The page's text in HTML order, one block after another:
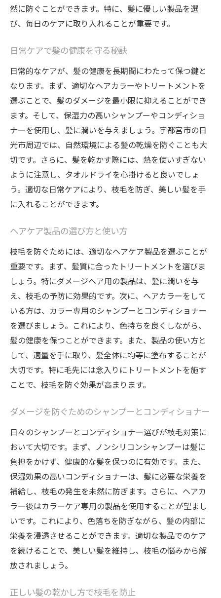
枝毛の原因を知り正しいトリートメントで髪を
守る
頭皮環境を整えるためのケア
ダメージヘアに効果的なトリートメント成
分
枝毛防止のための栄養と食生活
髪に優しいスタイリングのポイント
毎日の習慣で枝毛を未然に防ぐ
地元サロンで受けられる最新のヘアケア技術
栃木県宇都宮市のサロンで人気のメニュー
最新ヘアケア技術のご紹介
プロに学ぶ、ホームケアのコツ
長持ちするトリートメント技術
地元で評判のサロン施術例
髪の健康に重要な枝毛ケアのステップ
枝毛ケアに欠かせない毎日のステップ
髪の健康を支えるライフスタイルの見直し
ダメージリペアのためのトリートメントセ
ット
栄養素が髪に与える影響
枝毛ができやすい髪質の特徴
髪に必要な保湿と保護の方法
枝毛を防ぐためのカラーヘア専用シャンプ
ー
日常で簡単にできる特別ケア
サロンでのアフターケアの重要性
枝毛を防ぐための乾燥対策
効果的なトリートメントの頻度と方法
宇都宮市でおすすめの枝毛防止トリートメント
市内で人気のトリートメントの特徴
枝毛防止に特化したメニューの選び方
美容師がすすめるホームケア製品
然に防ぐことができます。特に、髪に優しい製品を選
び、毎日のケアに取り入れることが重要です。
日常ケアで髪の健康を守る秘訣
日常的なケアが、髪の健康を長期間にわたって保つ鍵と
なります。まず、適切なヘアカラーやトリートメントを
選ぶことで、髪のダメージを最小限に抑えることができ
ます。そして、保湿力の高いシャンプーやコンディショ
ナーを使用し、髪に潤いを与えましょう。宇都宮市の日
光市周辺では、自然環境による髪の乾燥を防ぐことも大
切です。さらに、髪を乾かす際には、熱を使いすぎない
ように注意し、タオルドライを心掛けると良いでしょ
う。適切な日常ケアにより、枝毛を防ぎ、美しい髪を手
に入れることができます。
ヘアケア製品の選び方と使い方
枝毛を防ぐためには、適切なヘアケア製品を選ぶことが
重要です。まず、髪質に合ったトリートメントを選びま
しょう。特にダメージヘア用の製品は、髪に潤いを与
え、枝毛の予防に効果的です。次に、ヘアカラーをして
いる方は、カラー専用のシャンプーとコンディショナー
を選びましょう。これにより、色持ちを良くしながら、
髪の健康を保つことができます。また、製品の使い方と
して、適量を手に取り、髪全体に均等に塗布することが
大切です。特に毛先には念入りにトリートメントを施す
ことで、枝毛を防ぐ効果が高まります。
ダメージを防ぐためのシャンプーとコンディショナー
日々のシャンプーとコンディショナー選びが枝毛対策に
おいて大切です。まず、ノンシリコンシャンプーは髪に
負担をかけず、健康的な髪を保つのに有効です。また、
保湿効果の高いコンディショナーは、髪に必要な栄養を
補給し、枝毛の発生を未然に防ぎます。さらに、ヘアカ
ラー後はカラーケア専用の製品を使用することが望まし
いです。これにより、色落ちを防ぎながら、髪の内部に
栄養を浸透させることができます。適切な製品でのケア
を続けることで、美しい髪を維持し、枝毛の悩みから解
放されましょう。
正しい髪の乾かし方で枝毛を防止